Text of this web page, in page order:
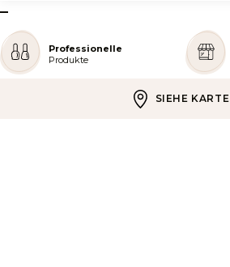
SIEHE KARTE
–
Professionelle
Produkte
Kostenloser Versand